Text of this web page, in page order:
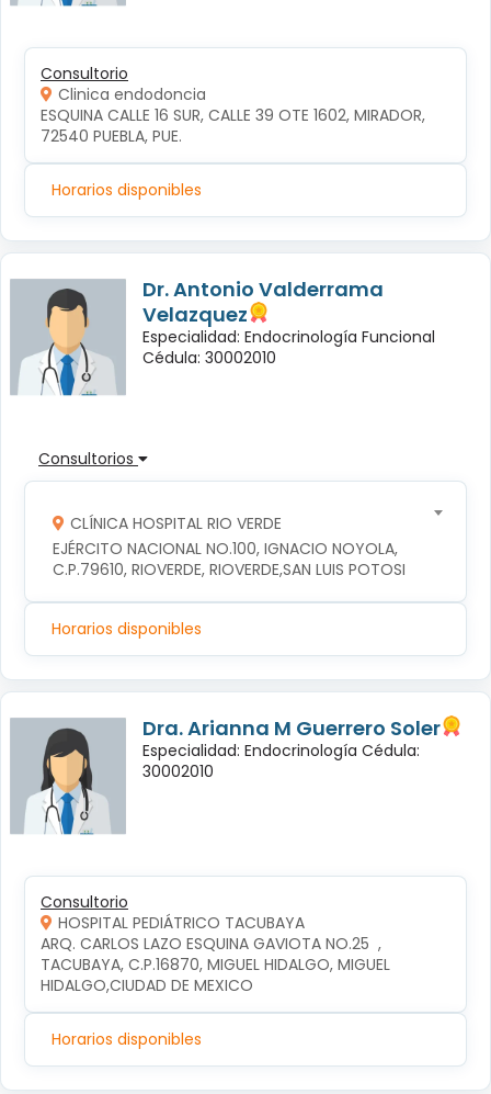
Consultorio
Clinica endodoncia
ESQUINA CALLE 16 SUR, CALLE 39 OTE 1602, MIRADOR,
72540 PUEBLA, PUE.
Horarios disponibles
Dr. Antonio Valderrama
Velazquez
Especialidad: Endocrinología Funcional
Cédula: 30002010
Consultorios
CLÍNICA HOSPITAL RIO VERDE
EJÉRCITO NACIONAL NO.100, IGNACIO NOYOLA,
C.P.79610, RIOVERDE, RIOVERDE,SAN LUIS POTOSI
Horarios disponibles
Dra. Arianna M Guerrero Soler
Especialidad: Endocrinología Cédula:
30002010
Consultorio
HOSPITAL PEDIÁTRICO TACUBAYA
ARQ. CARLOS LAZO ESQUINA GAVIOTA NO.25  ,
TACUBAYA, C.P.16870, MIGUEL HIDALGO, MIGUEL
HIDALGO,CIUDAD DE MEXICO
Horarios disponibles